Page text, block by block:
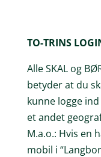
TO-TRINS
Alle SKAL og
betyder at du
kunne logge
et andet
M.a.o.: Hvis en
mobil i